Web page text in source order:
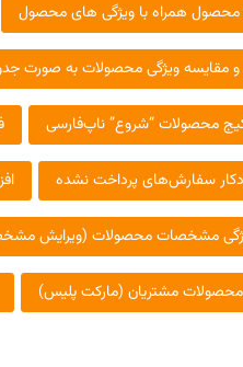
محصول همراه با ویژگی های محصول
و مقایسه ویژگی محصولات به صورت
محصولات “شروع” ناپ‌فارسی
سفارش‌های پرداخت نشده
مشخصات محصولات (ویرایش
مشتریان (مارکت پلیس)